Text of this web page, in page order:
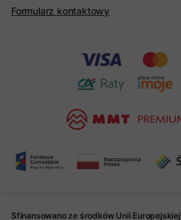
Formularz kontaktowy
Sfinansowano ze środków Unii Europejskiej